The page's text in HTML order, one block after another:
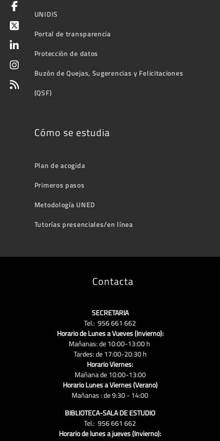
UNIDIS
Portal de transparencia
Protección de datos
Buzón de Quejas, Sugerencias y Felicitaciones
(QSF)
Cómo se estudia
Plan de acogida
Primeros pasos
Metodología UNED
Tutorías presenciales/en línea
Contacta
SECRETARIA
Tel.: 956 661 662
Horario de Lunes a Vueves (Invierno):
Mañanas: de 10:00-13:00 h
Tardes: de 17:00-20:30 h
Horario Viernes:
Mañana de 10:00-13:00
Horario Lunes a Viernes (Verano)
Mañanas : de 9:30 - 14:00
BIBLIOTECA-SALA DE ESTUDIO
Tel.: 956 661 662
Horario de lunes a jueves (Invierno):